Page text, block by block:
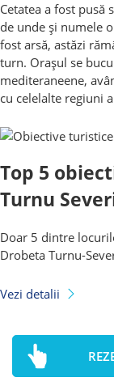
Cetatea a fost pusă
de unde și numele
fost arsă, astăzi
turn. Orașul se
mediteraneene,
cu celelalte regiuni
Top 5
Turnu
Doar 5 dintre
Drobeta Turnu-
Vezi detalii